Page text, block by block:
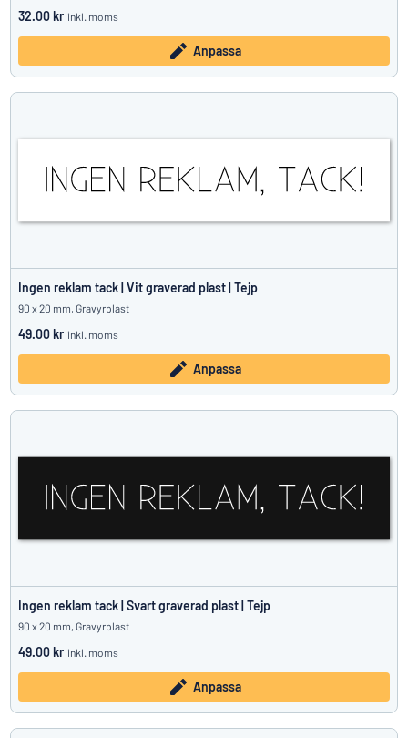
32.00 kr inkl. moms
Anpassa
Ingen reklam tack | Vit graverad plast | Tejp
90 x 20 mm, Gravyrplast
49.00 kr inkl. moms
Anpassa
Ingen reklam tack | Svart graverad plast | Tejp
90 x 20 mm, Gravyrplast
49.00 kr inkl. moms
Anpassa